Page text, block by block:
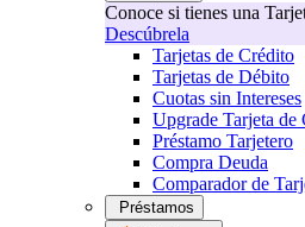
Conoce si tienes una
Descúbrela
Tarjetas de Crédito
Tarjetas de Débito
Cuotas sin Intereses
Upgrade Tarjeta de
Préstamo Tarjetero
Compra Deuda
Comparador de
Préstamos